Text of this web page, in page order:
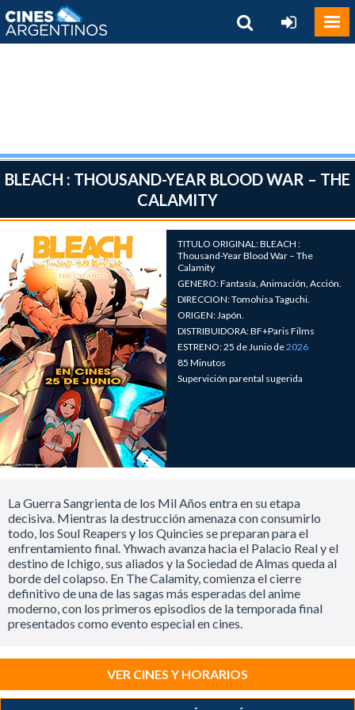
BLEACH : THOUSAND-YEAR BLOOD WAR – THE
CALAMITY
TITULO ORIGINAL: BLEACH :
Thousand-Year Blood War – The
Calamity
GENERO: Fantasía, Animación, Acción.
DIRECCION: Tomohisa Taguchi.
ORIGEN: Japón.
DISTRIBUIDORA: BF+Paris Films
ESTRENO: 25 de Junio de2026
85 Minutos
Supervición parental sugerida
La Guerra Sangrienta de los Mil Años entra en su etapa
decisiva. Mientras la destrucción amenaza con consumirlo
todo, los Soul Reapers y los Quincies se preparan para el
enfrentamiento final. Yhwach avanza hacia el Palacio Real y el
destino de Ichigo, sus aliados y la Sociedad de Almas queda al
borde del colapso. En The Calamity, comienza el cierre
definitivo de una de las sagas más esperadas del anime
moderno, con los primeros episodios de la temporada final
presentados como evento especial en cines.
VER CINES Y HORARIOS